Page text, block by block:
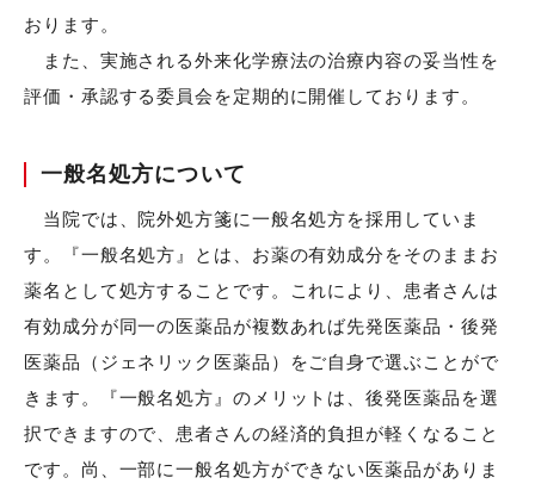
おります。
また、実施される外来化学療法の治療内容の妥当性を
評価・承認する委員会を定期的に開催しております。
一般名処方について
当院では、院外処方箋に一般名処方を採用していま
す。『一般名処方』とは、お薬の有効成分をそのままお
薬名として処方することです。これにより、患者さんは
有効成分が同一の医薬品が複数あれば先発医薬品・後発
医薬品（ジェネリック医薬品）をご自身で選ぶことがで
きます。『一般名処方』のメリットは、後発医薬品を選
択できますので、患者さんの経済的負担が軽くなること
です。尚、一部に一般名処方ができない医薬品がありま